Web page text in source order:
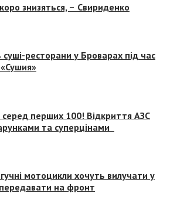
знизяться, – Свириденко
ресторани у Броварах під час
«Сушия»
серед перших 100! Відкриття АЗС
та суперцінами
мотоцикли хочуть вилучати у
передавати на фронт